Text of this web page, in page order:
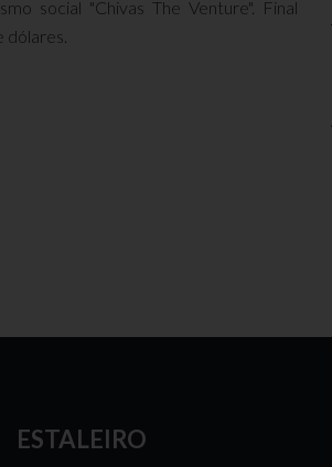
social "Chivas The Venture". Final
ESTALEIRO